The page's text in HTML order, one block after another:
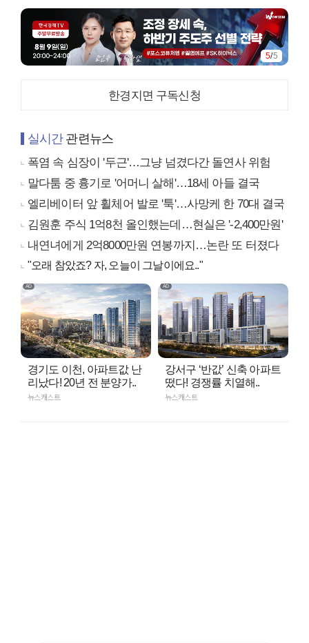
5/5
한경지면 구독신청
실시간관련뉴스
폭염 속 심장이 '두근'…그냥 넘겼다간 돌연사 위험
말다툼 중 흉기로 '어머니 살해'…18세 아들 결국
엘리베이터 앞 휠체어 발로 '툭'…사망케 한 70대 결국
김원훈 주식 1억8천 올인했는데…현실은 '-2,400만원'
내연녀에게 2억8000만원 연봉까지…논란 또 터졌다
"오래 참았죠? 자, 오늘이 그날이에요.."
경기도 이천, 아파트값 난
리났다! 20년 전 분양가..
뉴스캐스트
강서구 ‘반값’ 신축 아파트
떴다! 경쟁률 치열해..
뉴스캐스트